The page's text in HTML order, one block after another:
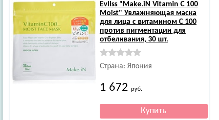
Evliss"Make.iN Vitamin C 100
Moist" Увлажняющая маска
для лица с витамином С 100
против пигментации для
отбеливания, 30 шт.
Страна: Япония
1 672 руб.